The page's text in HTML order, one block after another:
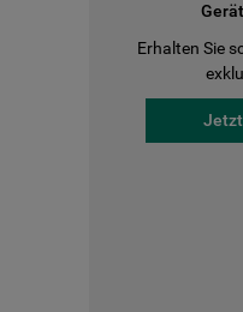
Erhalten Sie